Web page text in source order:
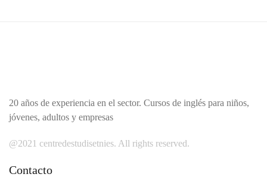
20 años de experiencia en el sector. Cursos de inglés para niños,
jóvenes, adultos y empresas
@2021 centredestudisetnies. All rights reserved.
Contacto